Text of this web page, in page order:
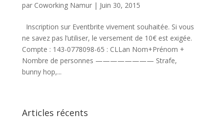
par Coworking Namur| Juin 30, 2015
Inscription sur Eventbrite vivement souhaitée. Si vous
ne savez pas l’utiliser, le versement de 10€ est exigée.
Compte : 143-0778098-65 : CLLan Nom+Prénom +
Nombre de personnes ———————— Strafe,
bunny hop,...
Articles récents